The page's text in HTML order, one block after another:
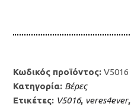
Κωδικός προϊόντος:V5016
Κατηγορία: Βέρες
Ετικέτες: V5016, veres4ever,